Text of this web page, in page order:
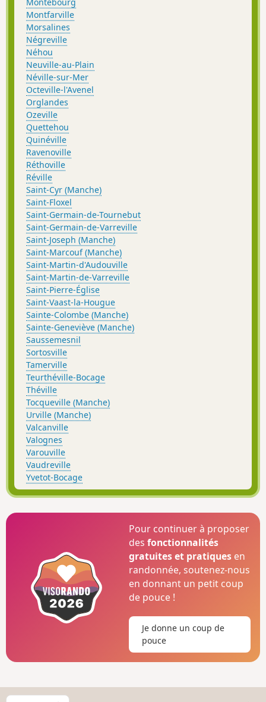
Montfarville
Morsalines
Négreville
Néhou
Neuville-au-Plain
Néville-sur-Mer
Octeville-l'Avenel
Orglandes
Ozeville
Quettehou
Quinéville
Ravenoville
Réthoville
Réville
Saint-Cyr (Manche)
Saint-Floxel
Saint-Germain-de-Tournebut
Saint-Germain-de-Varreville
Saint-Joseph (Manche)
Saint-Marcouf (Manche)
Saint-Martin-d'Audouville
Saint-Martin-de-Varreville
Saint-Pierre-Église
Saint-Vaast-la-Hougue
Sainte-Colombe (Manche)
Sainte-Geneviève (Manche)
Saussemesnil
Sortosville
Tamerville
Teurthéville-Bocage
Théville
Tocqueville (Manche)
Urville (Manche)
Valcanville
Valognes
Varouville
Vaudreville
Yvetot-Bocage
Pour continuer à proposer
desfonctionnalités
gratuites et pratiques en
randonnée, soutenez-nous
en donnant un petit coup
de pouce !
Je donne un coup de
pouce